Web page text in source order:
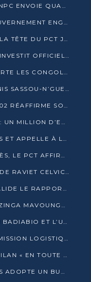
BOURSES D’EXCELLENCE : LA SNPC ENVOIE QUATRE NOUVEAUX TALENTS CONGOLAIS SE FORMER À BAKOU
MARCHÉS DOMANIAUX : LE GOUVERNEMENT ENGAGE LA STRUCTURATION DES TAXES D’ASSAINISSEMENT
PIERRE MOUSSA RECONDUIT À LA TÊTE DU PCT JUSQU’EN 2031
PRÉSIDENTIELLE 2026 : LE PCT INVESTIT OFFICIELLEMENT DENIS SASSOU NGUESSO
DENIS SASSOU-N’GUESSO EXHORTE LES CONGOLAIS À L’UNITÉ ET AU FAIR-PLAY DÉMOCRATIQUE EN 2026
RÉVEILLON D’ARMES 2025 : DENIS SASSOU-N’GUESSO GARANTIT DES ÉLECTIONS 2026 PAISIBLES ET SÉCURISÉES
CONGRÈS DU PCT : LE CLUB 2002 RÉAFFIRME SON SOUTIEN À DENIS SASSOU-N’GUESSO POUR 2026
ENTREPRENEURIAT AU CONGO : UN MILLION D’EUROS POUR FINANCER LES STARTUPS DÈS 2026
LE PCT OUVRE SON 6ᵉ CONGRÈS ET APPELLE À LA CANDIDATURE DE DENIS SASSOU NGUESSO
À TROIS JOURS DE SON CONGRÈS, LE PCT AFFIRME AVOIR ATTEINT TOUS SES OBJECTIFS
CE QUE L’ON SAIT DE LA MORT DE RAVIET CELVIC N’TSIANTSIE
LE COMITÉ CENTRAL DU PCT VALIDE LE RAPPORT DU CONGRÈS ET SOUTIENT DENIS SASSOU N’GUESSO
PRÉSIDENTIELLE 2026 : MABIO ZINGA MAVOUNGOU DÉCLARE SA CANDIDATURE ET CHARGE LE BILAN DU PCT
PRÉSIDENTIELLE 2026 : JOSEPH BADIABIO ET L’UDH-YUKI JOUENT LA PRUDENCE
6ᵉ CONGRÈS DU PCT : LA COMMISSION LOGISTIQUE ASSURE LA DISTRIBUTION DES KITS
QUINQUENNAT 2021-2026 : LE BILAN « EN TOUTE TRANSPARENCE » PRÉSENTÉ À LA PRESSE
ÉCONOMIE FLUVIALE : LE PABPS ADOPTE UN BUDGET 2026 DE PLUS DE 2,7 MILLIARDS FCFA